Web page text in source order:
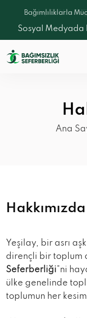
Bağımlılıklarla
Sosyal Medyada
Ana
Hakkımızda
Yeşilay, bir asrı
dirençli bir toplum
Seferberliği”ni
ülke genelinde
toplumun her